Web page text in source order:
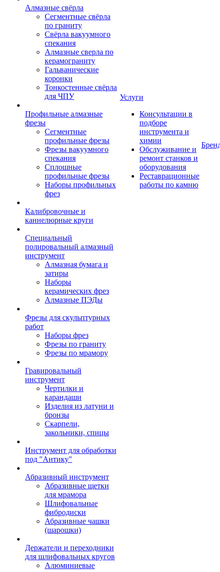
Алмазные свёрла
Сегментные свёрла
по граниту
Свёрла вакуумного
спекания
Алмазные сверла по
керамограниту
Гальванические
коронки
Тонкостенные свёрла
для ЧПУ
Профильные алмазные
фрезы
Сегментные
профильные фрезы
Фрезы вакуумного
спекания
Сплошные
профильные фрезы
Наборы профильных
фрез
Калибровочные и
каннелюрные круги
Специальный
полировальный алмазный
инструмент
Алмазная бумага и
затиры
Наборы
керамических фрез
Алмазные ПЭДы
Фрезы для скульптурных
работ
Наборы фрез
Фрезы по граниту
Фрезы по мрамору
Гравировальный
инструмент
Чертилки и
карандаши
Изделия из латуни и
бронзы
Скарпели,
закольники, спицы
Инструмент для обработки
под "Антику"
Абразивный инструмент
Абразивные щетки
для мрамора
Шлифовальные
фибродиски
Абразивные чашки
(шарошки)
Держатели и переходники
для шлифовальных кругов
Алюминиевые
Услуги
Консультации в
подборе
инструмента и
химии
Обслуживание и
ремонт станков и
оборудования
Реставрационные
работы по камню